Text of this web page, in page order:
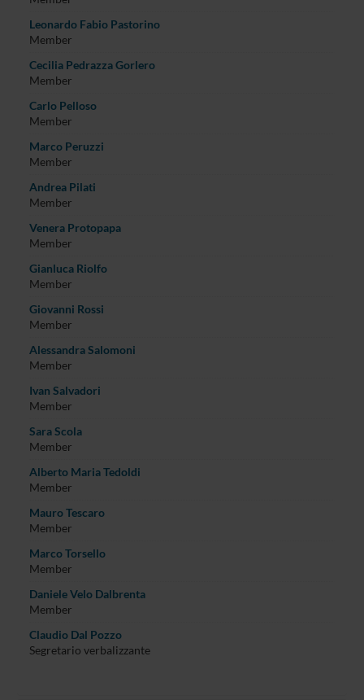
Leonardo Fabio Pastorino
Member
Cecilia Pedrazza Gorlero
Member
Carlo Pelloso
Member
Marco Peruzzi
Member
Andrea Pilati
Member
Venera Protopapa
Member
Gianluca Riolfo
Member
Giovanni Rossi
Member
Alessandra Salomoni
Member
Ivan Salvadori
Member
Sara Scola
Member
Alberto Maria Tedoldi
Member
Mauro Tescaro
Member
Marco Torsello
Member
Daniele Velo Dalbrenta
Member
Claudio Dal Pozzo
Segretario verbalizzante